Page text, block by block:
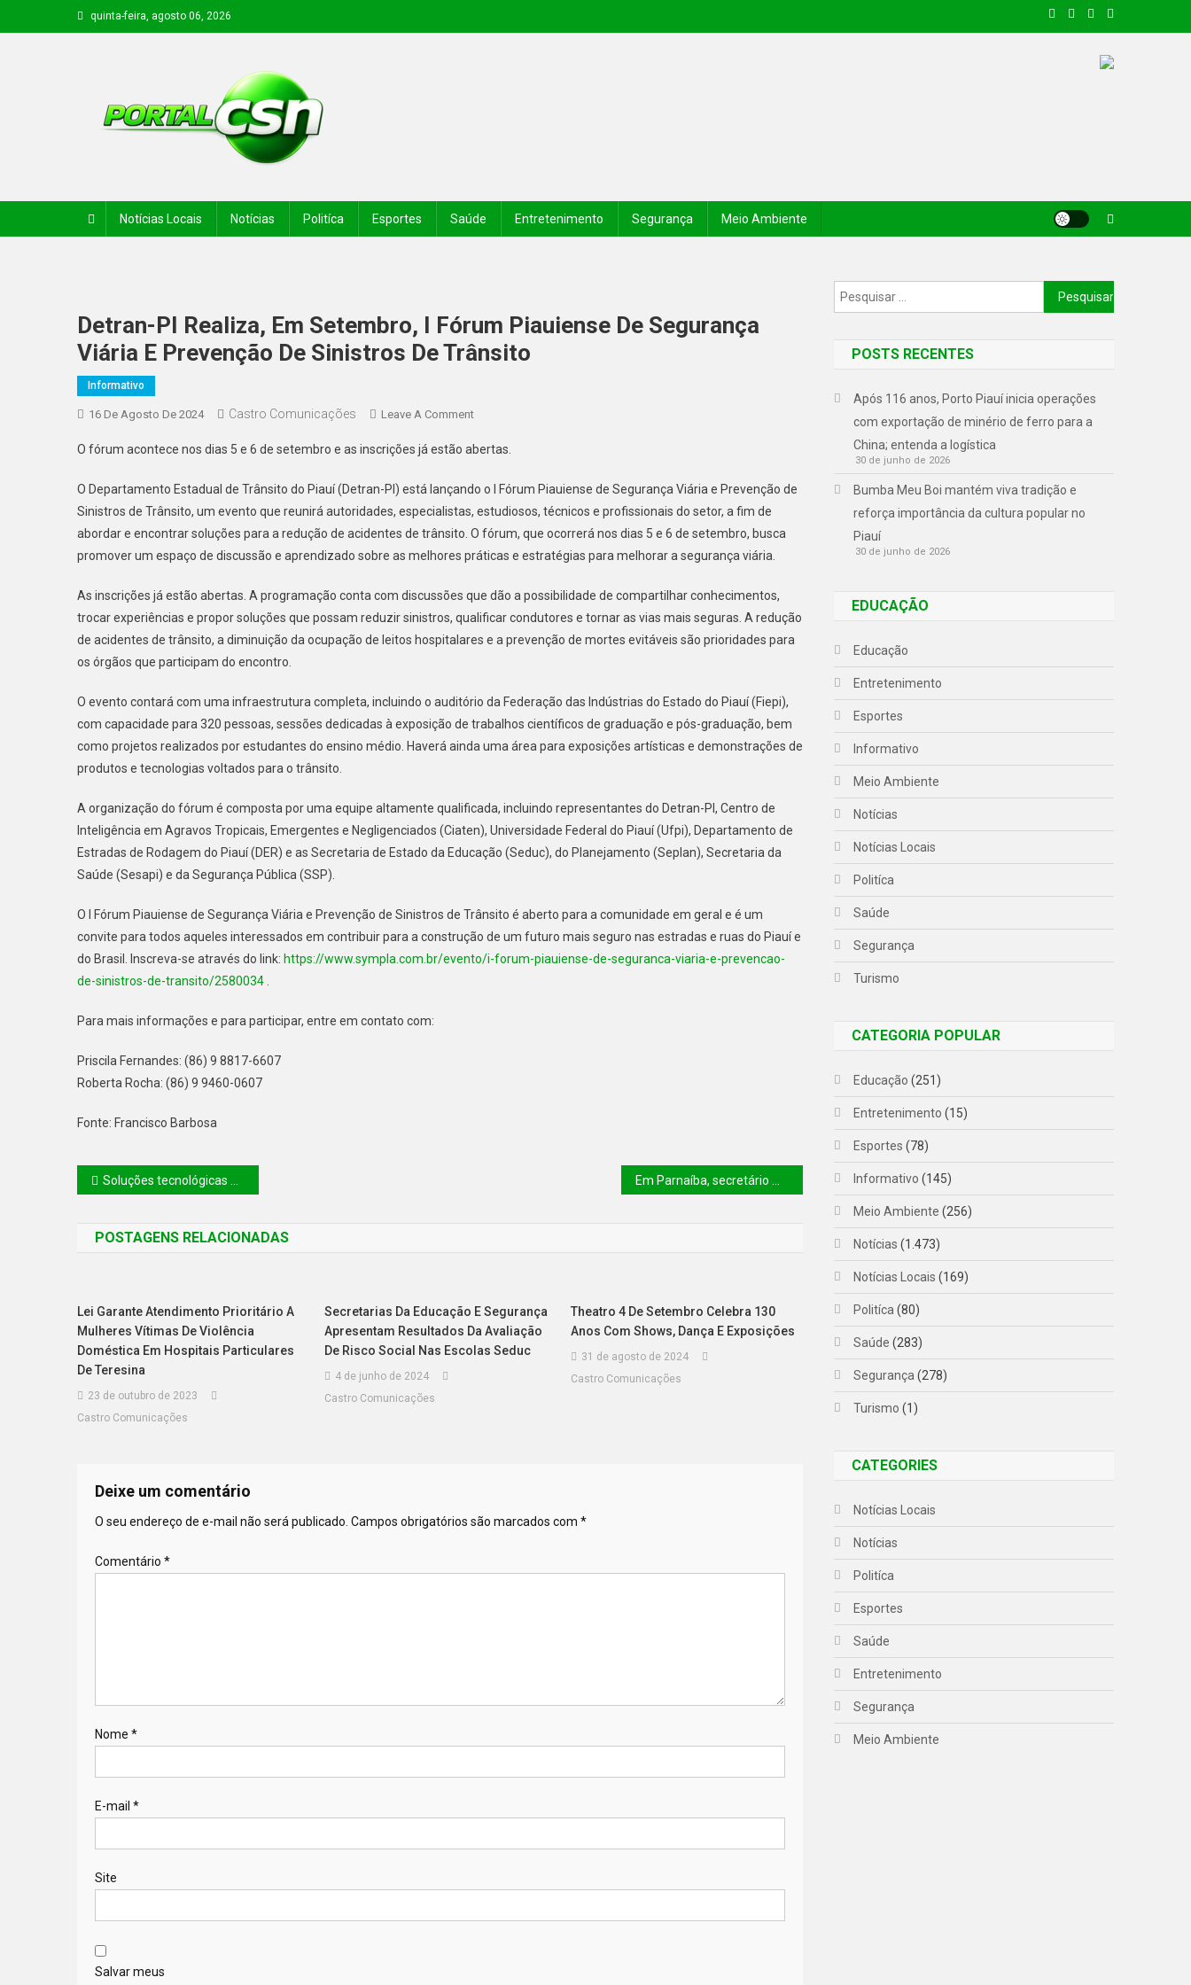
quinta-feira, agosto 06, 2026
Notícias Locais Notícias Politíca Esportes Saúde Entretenimento Segurança Meio Ambiente
Detran-PI Realiza, Em Setembro, I Fórum Piauiense De Segurança
Viária E Prevenção De Sinistros De Trânsito
Informativo
16 De Agosto De 2024 Castro Comunicações Leave A Comment
O fórum acontece nos dias 5 e 6 de setembro e as inscrições já estão abertas.
O Departamento Estadual de Trânsito do Piauí (Detran-PI) está lançando o I Fórum Piauiense de Segurança Viária e Prevenção de
Sinistros de Trânsito, um evento que reunirá autoridades, especialistas, estudiosos, técnicos e profissionais do setor, a fim de
abordar e encontrar soluções para a redução de acidentes de trânsito. O fórum, que ocorrerá nos dias 5 e 6 de setembro, busca
promover um espaço de discussão e aprendizado sobre as melhores práticas e estratégias para melhorar a segurança viária.
As inscrições já estão abertas. A programação conta com discussões que dão a possibilidade de compartilhar conhecimentos,
trocar experiências e propor soluções que possam reduzir sinistros, qualificar condutores e tornar as vias mais seguras. A redução
de acidentes de trânsito, a diminuição da ocupação de leitos hospitalares e a prevenção de mortes evitáveis são prioridades para
os órgãos que participam do encontro.
O evento contará com uma infraestrutura completa, incluindo o auditório da Federação das Indústrias do Estado do Piauí (Fiepi),
com capacidade para 320 pessoas, sessões dedicadas à exposição de trabalhos científicos de graduação e pós-graduação, bem
como projetos realizados por estudantes do ensino médio. Haverá ainda uma área para exposições artísticas e demonstrações de
produtos e tecnologias voltados para o trânsito.
A organização do fórum é composta por uma equipe altamente qualificada, incluindo representantes do Detran-PI, Centro de
Inteligência em Agravos Tropicais, Emergentes e Negligenciados (Ciaten), Universidade Federal do Piauí (Ufpi), Departamento de
Estradas de Rodagem do Piauí (DER) e as Secretaria de Estado da Educação (Seduc), do Planejamento (Seplan), Secretaria da
Saúde (Sesapi) e da Segurança Pública (SSP).
O I Fórum Piauiense de Segurança Viária e Prevenção de Sinistros de Trânsito é aberto para a comunidade em geral e é um
convite para todos aqueles interessados em contribuir para a construção de um futuro mais seguro nas estradas e ruas do Piauí e
do Brasil. Inscreva-se através do link: https://www.sympla.com.br/evento/i-forum-piauiense-de-seguranca-viaria-e-prevencao-
de-sinistros-de-transito/2580034
Para mais informações e para participar, entre em contato com:
Priscila Fernandes: (86) 9 8817-6607
Roberta Rocha: (86) 9 9460-0607
Fonte: Francisco Barbosa
Soluções tecnológicas do Piauí são destaque em evento sobre combate a crimes digitais
POSTAGENS RELACIONADAS
Lei Garante Atendimento Prioritário A
Mulheres Vítimas De Violência
Doméstica Em Hospitais Particulares
De Teresina
23 de outubro de 2023
Castro Comunicações
Secretarias Da Educação E Segurança
Apresentam Resultados Da Avaliação
De Risco Social Nas Escolas Seduc
4 de junho de 2024
Castro Comunicações
Theatro 4 De Setembro Celebra 130
Anos Com Shows, Dança E Exposições
31 de agosto de 2024
Castro Comunicações
Deixe um comentário
O seu endereço de e-mail não será publicado. Campos obrigatórios são marcados com *
Comentário *
Nome *
E-mail *
Site
Salvar meus
POSTS RECENTES
Após 116 anos, Porto Piauí inicia operações
com exportação de minério de ferro para a
China; entenda a logística
30 de junho de 2026
Bumba Meu Boi mantém viva tradição e
reforça importância da cultura popular no
Piauí
30 de junho de 2026
EDUCAÇÃO
Educação
Entretenimento
Esportes
Informativo
Meio Ambiente
Notícias
Notícias Locais
Politíca
Saúde
Segurança
Turismo
CATEGORIA POPULAR
Educação (251)
Entretenimento (15)
Esportes (78)
Informativo (145)
Meio Ambiente (256)
Notícias (1.473)
Notícias Locais (169)
Politíca (80)
Saúde (283)
Segurança (278)
Turismo (1)
CATEGORIES
Notícias Locais
Notícias
Politíca
Esportes
Saúde
Entretenimento
Segurança
Meio Ambiente